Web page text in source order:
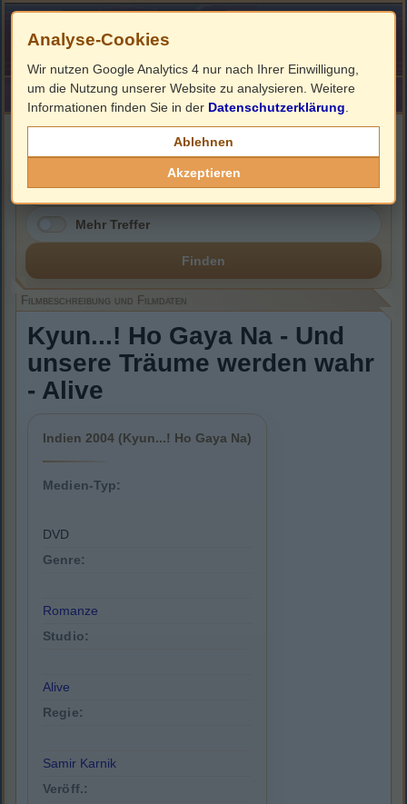
HOME ImpressumLinks
Filmbeschreibung, Cover & DVD Infos
Mehr Treffer
Finden
Filmbeschreibung und Filmdaten
Kyun...! Ho Gaya Na - Und
unsere Träume werden wahr
- Alive
Indien 2004 (Kyun...! Ho Gaya Na)
Medien-Typ:
DVD
Genre:
Romanze
Studio:
Alive
Regie:
Samir Karnik
Veröff.:
Analyse-Cookies
Wir nutzen Google Analytics 4 nur nach Ihrer Einwilligung,
um die Nutzung unserer Website zu analysieren. Weitere
Informationen finden Sie in der Datenschutzerklärung
Ablehnen
Akzeptieren